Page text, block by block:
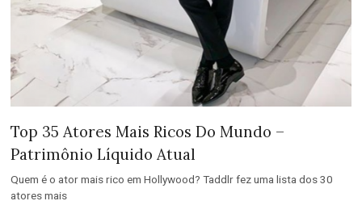
Top 35 Atores Mais Ricos Do Mundo –
Patrimônio Líquido Atual
Quem é o ator mais rico em Hollywood? Taddlr fez uma lista dos 30
atores mais